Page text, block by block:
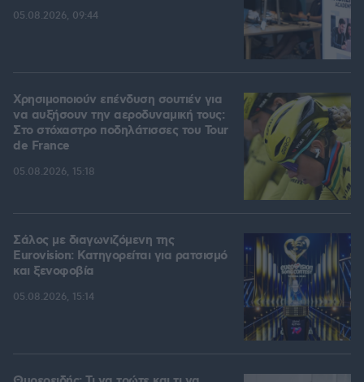
05.08.2026, 09:44
Χρησιμοποιούν επένδυση σουτιέν για
να αυξήσουν την αεροδυναμική τους:
Στο στόχαστρο ποδηλάτισσες του Tour
de France
05.08.2026, 15:18
Σάλος με διαγωνιζόμενη της
Eurovision: Κατηγορείται για ρατσισμό
και ξενοφοβία
05.08.2026, 15:14